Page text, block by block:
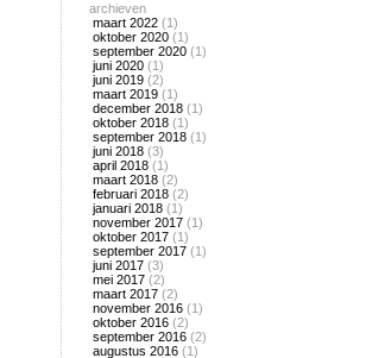
archieven
maart 2022 (1)
oktober 2020 (1)
september 2020 (1)
juni 2020 (1)
juni 2019 (2)
maart 2019 (1)
december 2018 (1)
oktober 2018 (1)
september 2018 (1)
juni 2018 (3)
april 2018 (1)
maart 2018 (2)
februari 2018 (2)
januari 2018 (1)
november 2017 (1)
oktober 2017 (1)
september 2017 (1)
juni 2017 (3)
mei 2017 (2)
maart 2017 (2)
november 2016 (1)
oktober 2016 (2)
september 2016 (2)
augustus 2016 (1)